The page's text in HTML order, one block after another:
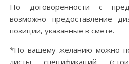
По договоренности с
возможно предоставление
позиции, указанные в смете.
*По вашему желанию можно
листы спецификаций